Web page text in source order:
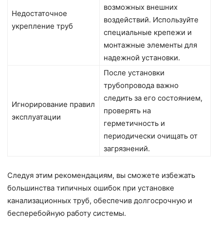
Недостаточное
укрепление труб
возможных внешних
воздействий. Используйте
специальные крепежи и
монтажные элементы для
надежной установки.
Игнорирование правил
эксплуатации
После установки
трубопровода важно
следить за его состоянием,
проверять на
герметичность и
периодически очищать от
загрязнений.
Следуя этим рекомендациям, вы сможете избежать
большинства типичных ошибок при установке
канализационных труб, обеспечив долгосрочную и
бесперебойную работу системы.